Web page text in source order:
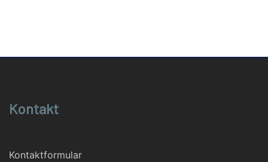
Kontakt
Kontaktformular